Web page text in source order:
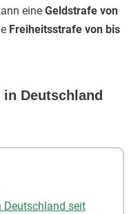
eine Geldstrafe von
Freiheitsstrafe von bis
Deutschland
seit